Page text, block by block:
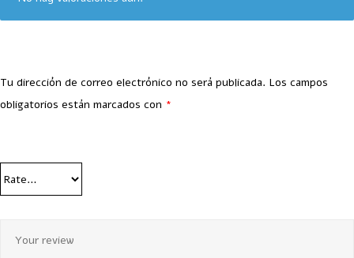
Tu dirección de correo electrónico no será publicada. Los campos
obligatorios están marcados con *